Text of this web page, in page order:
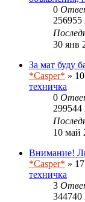
0
256955
30 янв
За мат буду
*Casper* »
техничка
0
299544
10 май
Внимание!
*Casper* »
техничка
3
344740